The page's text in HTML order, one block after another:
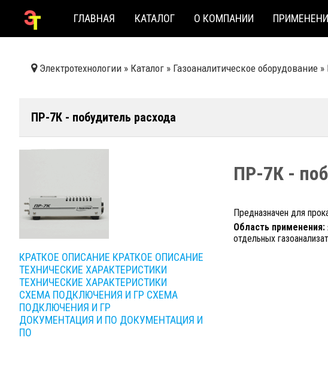
ГЛАВНАЯ КАТАЛОГ О КОМПАНИИ
Электротехнологии » Каталог » Газоаналитическое оборудование »
ПР-7К - побудитель расхода
КРАТКОЕ ОПИСАНИЕ КРАТКОЕ ОПИСАНИЕ
ТЕХНИЧЕСКИЕ ХАРАКТЕРИСТИКИ
ТЕХНИЧЕСКИЕ ХАРАКТЕРИСТИКИ
СХЕМА ПОДКЛЮЧЕНИЯ И ГР СХЕМА
ПОДКЛЮЧЕНИЯ И ГР
ДОКУМЕНТАЦИЯ И ПО ДОКУМЕНТАЦИЯ И
ПО
ПР-7К -
Предназначен для
Область применения:
отдельных